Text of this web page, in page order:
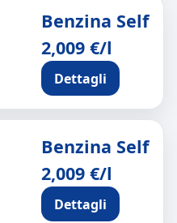
Benzina Self
2,009 €/l
Dettagli
Benzina Self
2,009 €/l
Dettagli